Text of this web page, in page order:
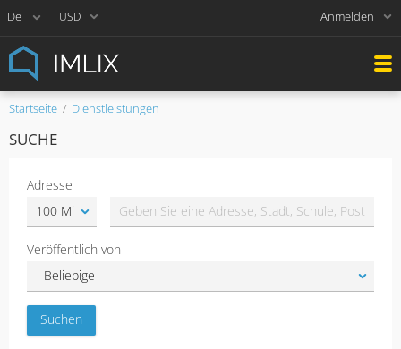
USD Anmelden
Startseite Dienstleistungen
SUCHE
Adresse
Veröffentlich von